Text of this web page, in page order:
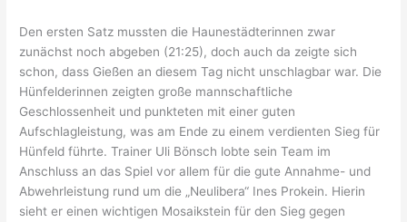
Den ersten Satz mussten die Haunestädterinnen zwar
zunächst noch abgeben (21:25), doch auch da zeigte sich
schon, dass Gießen an diesem Tag nicht unschlagbar war. Die
Hünfelderinnen zeigten große mannschaftliche
Geschlossenheit und punkteten mit einer guten
Aufschlagleistung, was am Ende zu einem verdienten Sieg für
Hünfeld führte. Trainer Uli Bönsch lobte sein Team im
Anschluss an das Spiel vor allem für die gute Annahme- und
Abwehrleistung rund um die „Neulibera“ Ines Prokein. Hierin
sieht er einen wichtigen Mosaikstein für den Sieg gegen